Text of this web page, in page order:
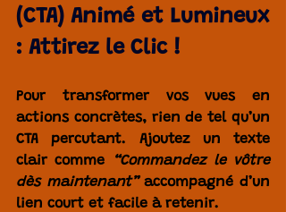
(CTA) Animé et Lumineux
: Attirez le Clic !
actions concrètes
CTA percutant. Ajoutez un texte
clair comme
“Commandez le vôtre
dès maintenant”
lien court et facile à retenir.